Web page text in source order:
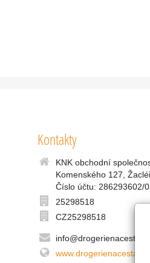
Kontakty
KNK obchodní
Komenského 127,
Číslo účtu: 286293602/
25298518
CZ25298518